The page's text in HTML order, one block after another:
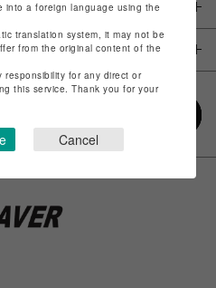
into a foreign language using the
translation system, it may not be
from the original content of the
for any direct or
this service. Thank you for your
Cancel